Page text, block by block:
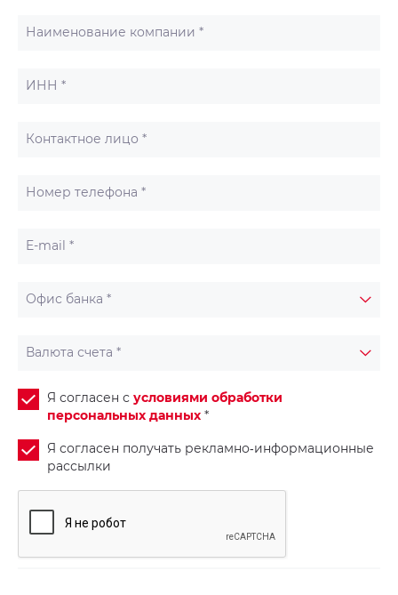
Наименование компании *
ИНН *
Контактное лицо *
Номер телефона *
E-mail *
Офис банка *
Валюта счета *
Я согласен с условиями обработки
персональных данных *
Я согласен получать рекламно‑информационные
рассылки